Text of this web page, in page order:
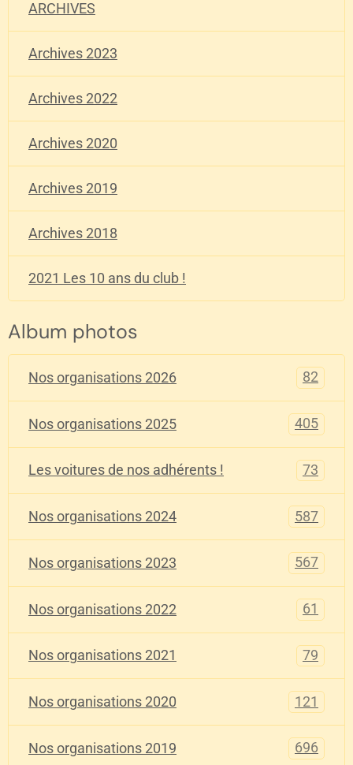
ARCHIVES
Archives 2023
Archives 2022
Archives 2020
Archives 2019
Archives 2018
2021 Les 10 ans du club !
Album photos
Nos organisations 2026 82
Nos organisations 2025 405
Les voitures de nos adhérents ! 73
Nos organisations 2024 587
Nos organisations 2023 567
Nos organisations 2022 61
Nos organisations 2021 79
Nos organisations 2020 121
Nos organisations 2019 696